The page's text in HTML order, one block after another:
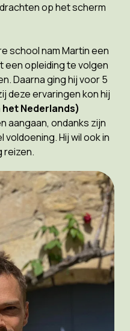
op het scherm
school nam Martin een
een opleiding te volgen
Daarna ging hij voor 5
deze ervaringen kon hij
Nederlands)
aangaan, ondanks zijn
Hij wil ook in
reizen.